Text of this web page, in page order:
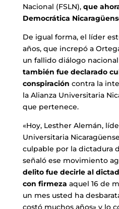
Nacional (FSLN), que
Democrática
De igual forma, el líder
años, que increpó a
un fallido diálogo
también fue declarado
conspiración contra la
la Alianza Universitaria
que pertenece.
«Hoy, Lesther Alemán,
Universitaria
culpable por la dictadura
señaló ese movimiento
delito fue decirle al
con firmeza aquel 16 de
un mes usted ha
costó muchos años» y lo